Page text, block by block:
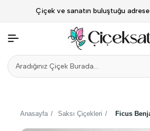
Çiçek ve sanatın buluştuğu
Anasayfa / Saksı Çiçekleri / Ficus